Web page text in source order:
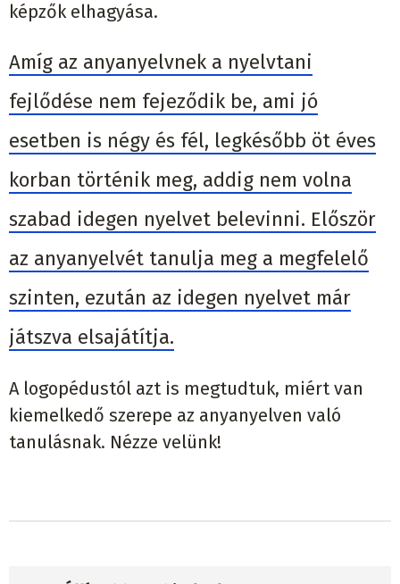
képzők elhagyása.
Amíg az anyanyelvnek a nyelvtani
fejlődése nem fejeződik be, ami jó
esetben is négy és fél, legkésőbb öt éves
korban történik meg, addig nem volna
szabad idegen nyelvet belevinni. Először
az anyanyelvét tanulja meg a megfelelő
szinten, ezután az idegen nyelvet már
játszva elsajátítja.
A logopédustól azt is megtudtuk, miért van
kiemelkedő szerepe az anyanyelven való
tanulásnak. Nézze velünk!